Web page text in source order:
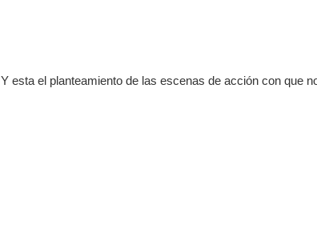
Y esta el planteamiento de las escenas de acción con que